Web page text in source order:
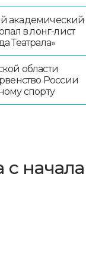
академический
в лонг-лист
Театрала»
области
России
спорту
начала